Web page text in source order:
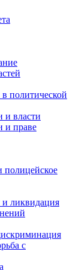
политической
и власти
и праве
полицейское
и ликвидация
с